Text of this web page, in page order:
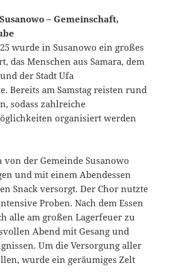
– Gemeinschaft,
wurde in Susanowo ein großes
das Menschen aus Samara, dem
der Stadt Ufa
Bereits am Samstag reisten rund
sodass zahlreiche
organisiert werden
von der Gemeinde Susanowo
und mit einem Abendessen
Snack versorgt. Der Chor nutzte
Proben. Nach dem Essen
alle am großen Lagerfeuer zu
Abend mit Gesang und
Um die Versorgung aller
wurde ein geräumiges Zelt